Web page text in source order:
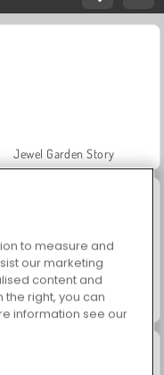
Jewel Garden Story
Trollface Quest: USA 2
to measure and
our marketing
content and
the right, you can
information see our